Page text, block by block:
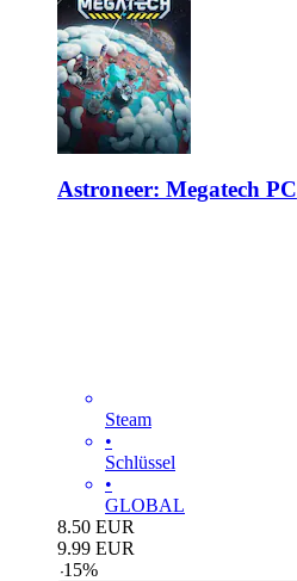
Astroneer: Megatech PC
Steam
•
Schlüssel
•
GLOBAL
8.50 EUR
9.99 EUR
-15%